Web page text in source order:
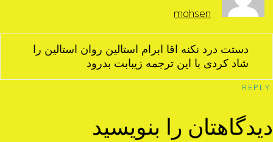
mohsen
دستت درد نکنه اقا ابرام استالین روان استالین را
شاد کردی با این ترجمه زیبابت بدرود
REPLY
دیدگاهتان را بنویسید